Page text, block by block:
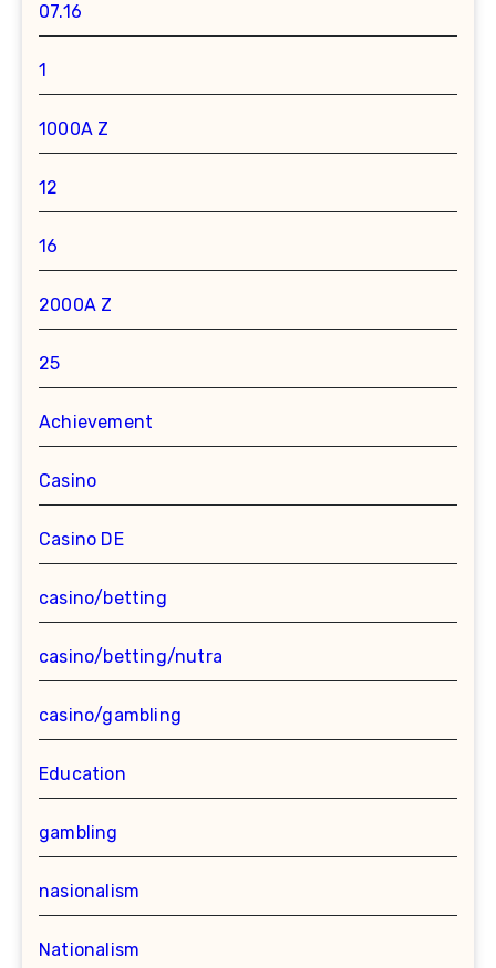
07.16
1
1000A Z
12
16
2000A Z
25
Achievement
Casino
Casino DE
casino/betting
casino/betting/nutra
casino/gambling
Education
gambling
nasionalism
Nationalism